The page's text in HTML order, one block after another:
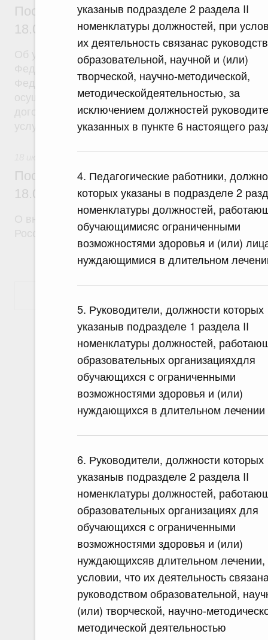
указаныв подразделе 2 раздела II
номенклатуры должностей, при
их деятельность связанас
образовательной, научной и (или)
творческой, научно-методической,
методическойдеятельностью, за
исключением должностей
указанных в пункте 6 настоящего
4. Педагогические работники,
которых указаны в подразделе 2
номенклатуры должностей,
обучающимисяс ограниченными
возможностями здоровья и (или)
нуждающимися в длительном
5. Руководители, должности которых
указаныв подразделе 1 раздела II
номенклатуры должностей,
образовательных организацияхдля
обучающихся с ограниченными
возможностями здоровья и (или)
нуждающихся в длительном лечении
6. Руководители, должности которых
указаныв подразделе 2 раздела II
номенклатуры должностей,
образовательных организациях для
обучающихся с ограниченными
возможностями здоровья и (или)
нуждающихсяв длительном лечении,
условии, что их деятельность
руководством образовательной,
(или) творческой, научно-
методической деятельностью
Постановление Правительства
18.07.2026 г. № 908
Об утверждении Правил уведомления частным
Федеральной службы войск национальной
Федерации (территориального органа),
осуществление частной детективной
договора на оказание сыскных услуг и об
Постановление Правительства
18.07.2026 г. № 910
О внесении изменений в некоторые акты
Российской Федерации